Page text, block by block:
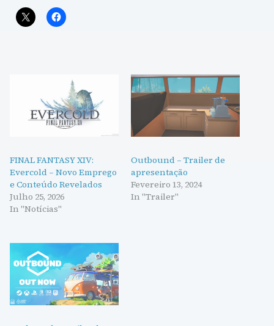
FINAL FANTASY XIV:
Evercold – Novo Emprego
e Conteúdo Revelados
Julho 25, 2026
In "Notícias"
Outbound – Trailer de
apresentação
Fevereiro 13, 2024
In "Trailer"